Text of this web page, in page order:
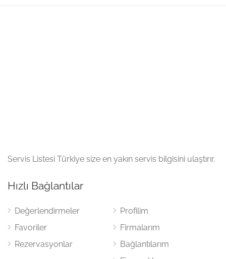
Servis Listesi Türkiye size en yakın servis bilgisini ulaştırır.
Hızlı Bağlantılar
Değerlendirmeler
Favoriler
Rezervasyonlar
Profilim
Firmalarım
Bağlantılarım